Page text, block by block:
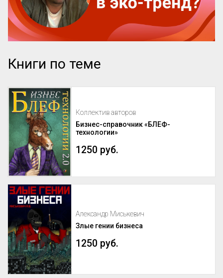
Книги по теме
Коллектив авторов
Бизнес-справочник «БЛЕФ-
технологии»
1250 руб.
Александр Миськевич
Злые гении бизнеса
1250 руб.